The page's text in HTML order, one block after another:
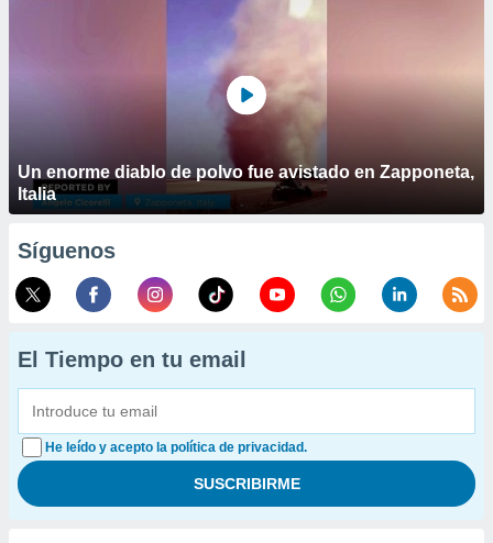
Un enorme diablo de polvo fue avistado en Zapponeta,
Italia
Síguenos
El Tiempo en tu email
He leído y acepto la política de privacidad.